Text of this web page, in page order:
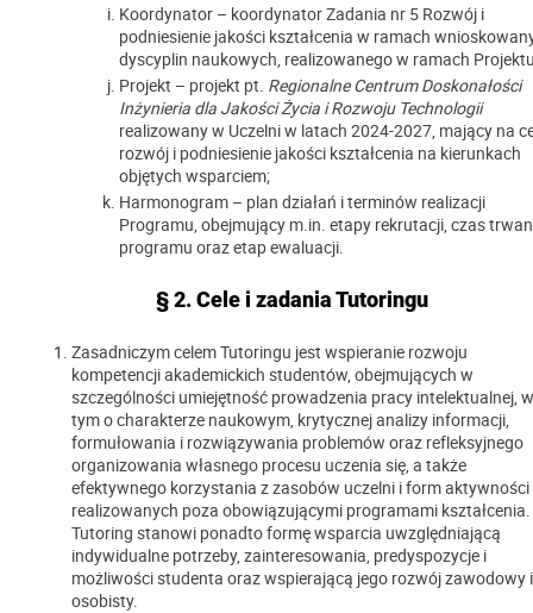
Koordynator – koordynator Zadania nr 5 Rozwój i
podniesienie jakości kształcenia w ramach
dyscyplin naukowych, realizowanego w ramach
Projekt – projekt pt. Regionalne Centrum Doskonałości
Inżynieria dla Jakości Życia i Rozwoju Technologii
realizowany w Uczelni w latach 2024-2027, mający na
rozwój i podniesienie jakości kształcenia na kierunkach
objętych wsparciem;
Harmonogram – plan działań i terminów realizacji
Programu, obejmujący m.in. etapy rekrutacji, czas
programu oraz etap ewaluacji.
§ 2. Cele i zadania Tutoringu
Zasadniczym celem Tutoringu jest wspieranie rozwoju
kompetencji akademickich studentów, obejmujących w
szczególności umiejętność prowadzenia pracy intelektualnej, w
tym o charakterze naukowym, krytycznej analizy informacji,
formułowania i rozwiązywania problemów oraz refleksyjnego
organizowania własnego procesu uczenia się, a także
efektywnego korzystania z zasobów uczelni i form aktywności
realizowanych poza obowiązującymi programami kształcenia.
Tutoring stanowi ponadto formę wsparcia uwzględniającą
indywidualne potrzeby, zainteresowania, predyspozycje i
możliwości studenta oraz wspierającą jego rozwój zawodowy i
osobisty.